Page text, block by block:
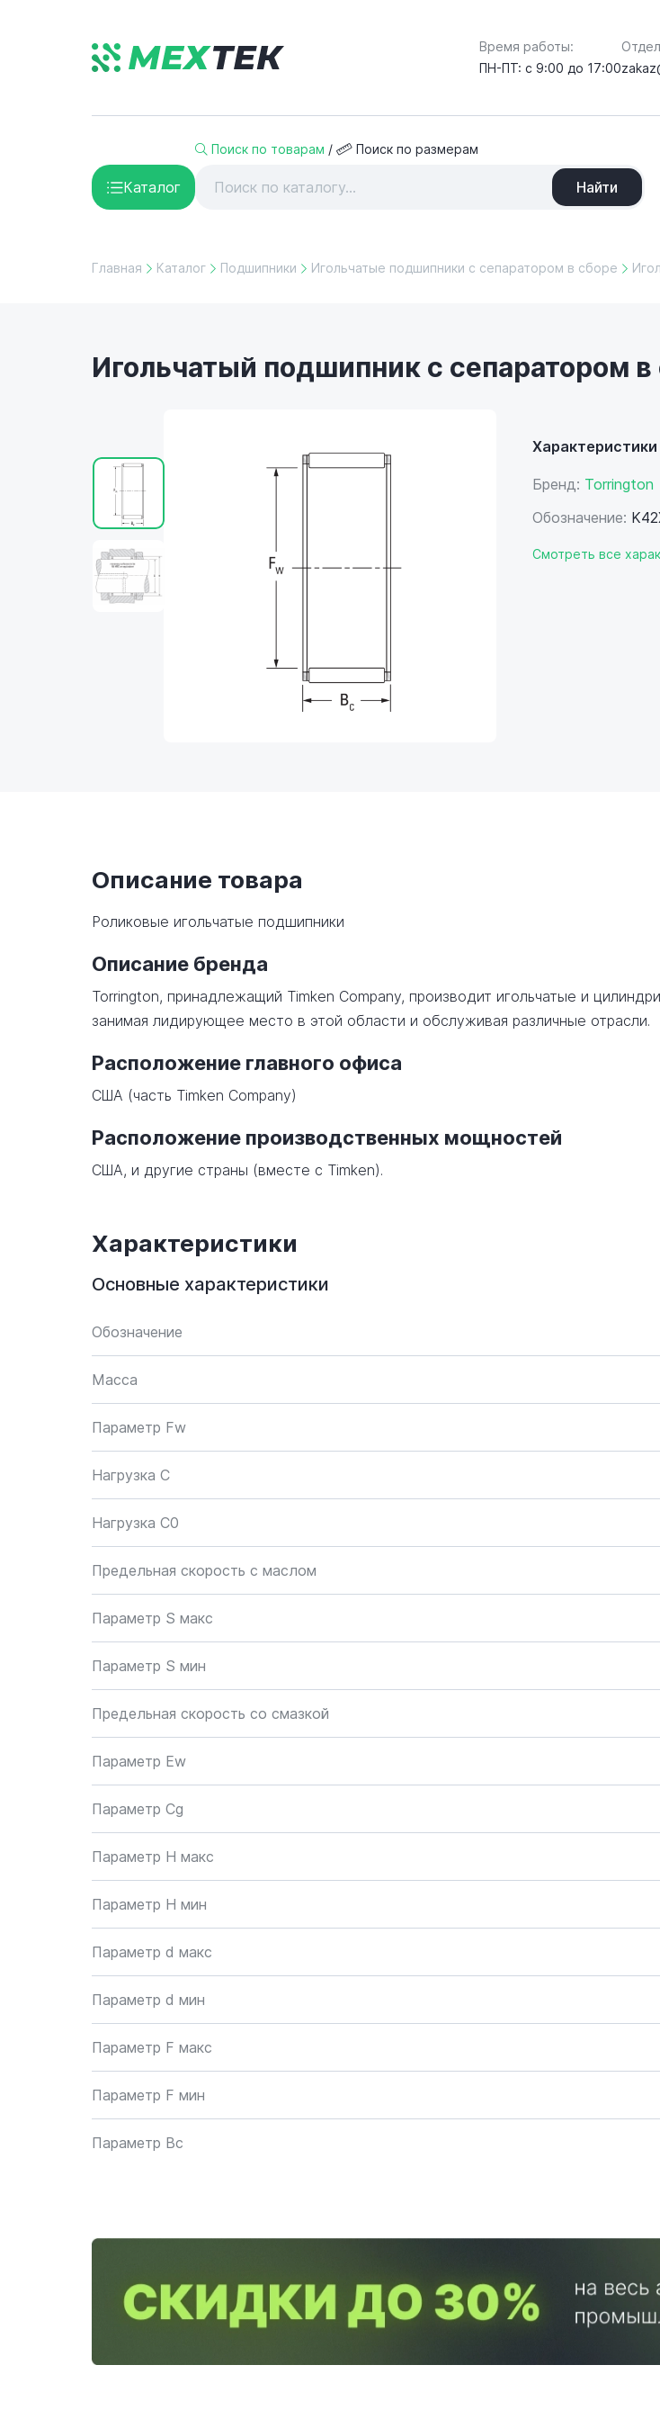
Время работы:
ПН-ПТ: с 9:00 до 17:00
Каталог
Поиск по товарам / Поиск по размерам
Найти
Главная Каталог Подшипники Игольчатые подшипники с сепаратором в сборе
Игольчатый подшипник с сепаратором
Характеристики
Бренд: Torrington
Обозначение:
Смотреть все
Описание товара
Роликовые игольчатые подшипники
Описание бренда
Torrington, принадлежащий Timken Company, производит игольчатые и
занимая лидирующее место в этой области и обслуживая различные отрасли.
Расположение главного офиса
США (часть Timken Company)
Расположение производственных мощностей
США, и другие страны (вместе с Timken).
Характеристики
Основные характеристики
Обозначение
Масса
Параметр Fw
Нагрузка C
Нагрузка C0
Предельная скорость с маслом
Параметр S макс
Параметр S мин
Предельная скорость со смазкой
Параметр Ew
Параметр Cg
Параметр H макс
Параметр H мин
Параметр d макс
Параметр d мин
Параметр F макс
Параметр F мин
Параметр Bc